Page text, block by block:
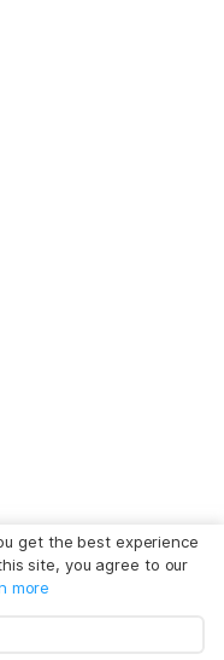
get the best experience
site, you agree to our
more